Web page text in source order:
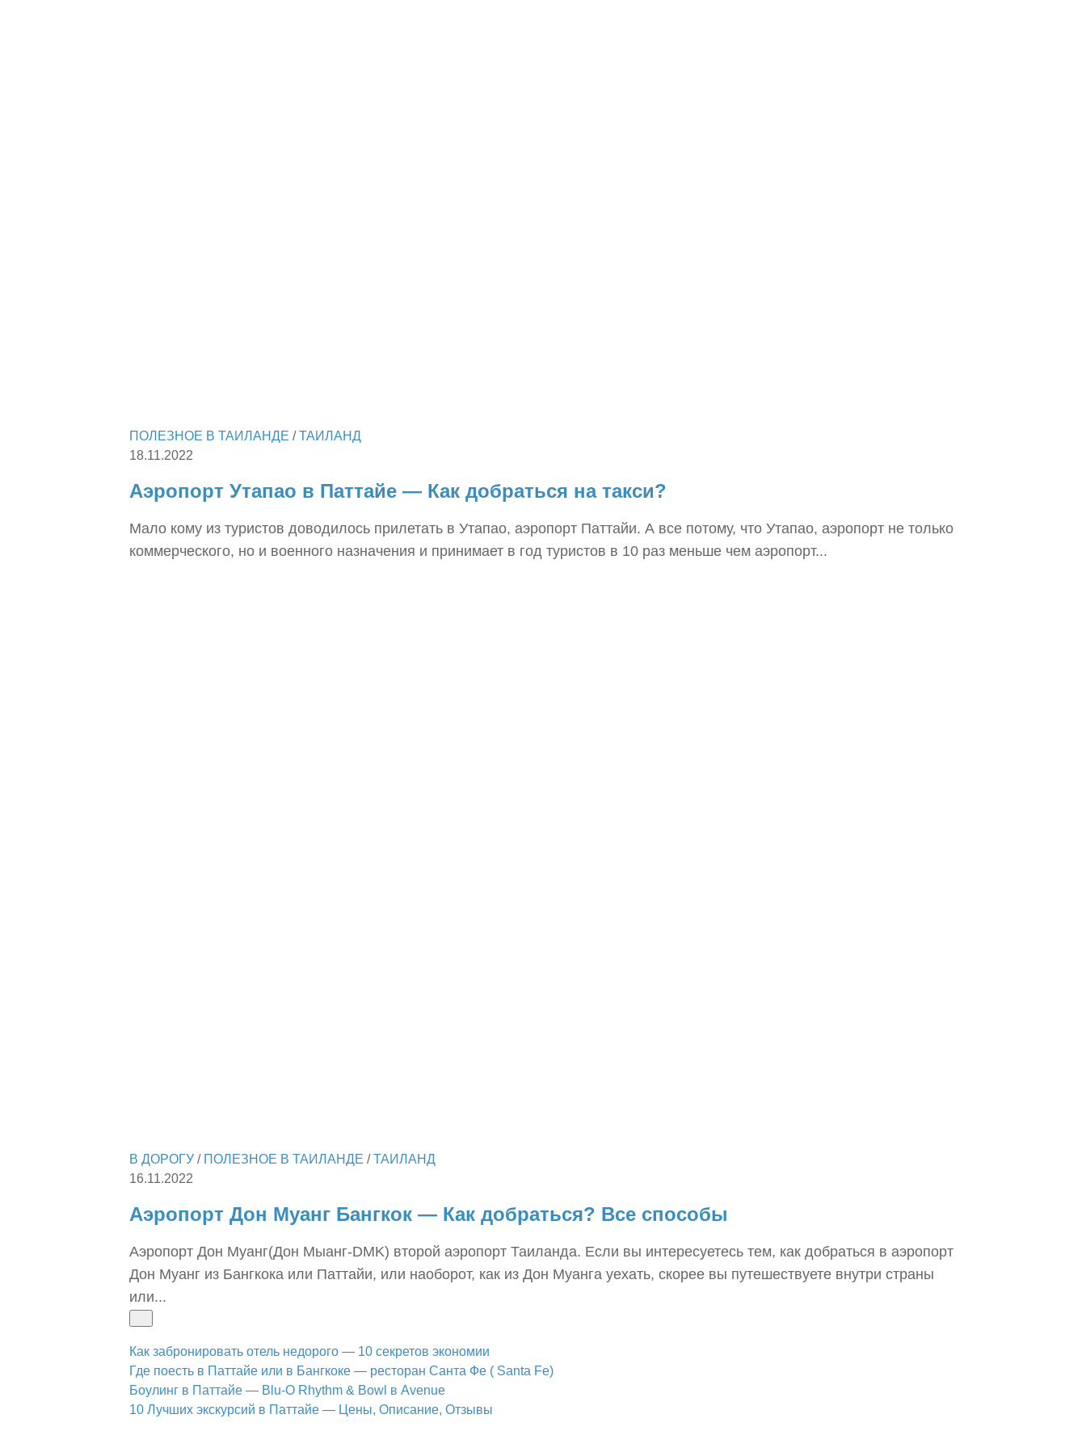
ПОЛЕЗНОЕ В ТАИЛАНДЕ /ТАИЛАНД
18.11.2022
Аэропорт Утапао в Паттайе — Как добраться на такси?
Мало кому из туристов доводилось прилетать в Утапао, аэропорт Паттайи. А все потому, что Утапао, аэропорт не только
коммерческого, но и военного назначения и принимает в год туристов в 10 раз меньше чем аэропорт...
В ДОРОГУ / ПОЛЕЗНОЕ В ТАИЛАНДЕ /ТАИЛАНД
16.11.2022
Аэропорт Дон Муанг Бангкок — Как добраться? Все способы
Аэропорт Дон Муанг(Дон Мыанг-DMK) второй аэропорт Таиланда. Если вы интересуетесь тем, как добраться в аэропорт
Дон Муанг из Бангкока или Паттайи, или наоборот, как из Дон Муанга уехать, скорее вы путешествуете внутри страны
или...
Как забронировать отель недорого — 10 секретов экономии
Где поесть в Паттайе или в Бангкоке — ресторан Санта Фе ( Santa Fe)
Боулинг в Паттайе — Blu-O Rhythm & Bowl в Avenue
10 Лучших экскурсий в Паттайе — Цены, Описание, Отзывы